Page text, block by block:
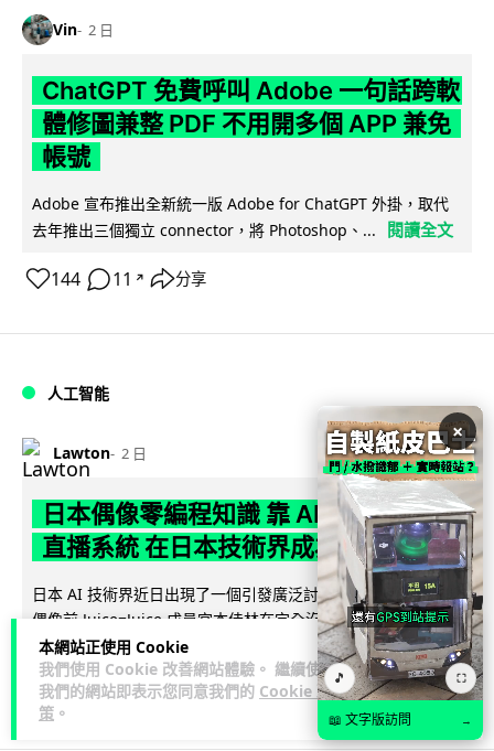
本網站正使用 Cookie
我們使用 Cookie 改善網站體驗。 繼續使用
我們的網站即表示您同意我們的 Cookie 政
策 。
Vin 2 日
ChatGPT 免費呼叫 Adobe 一句話跨軟
體修圖兼整 PDF 不用開多個 APP 兼免
帳號
Adobe 宣布推出全新統一版 Adobe for ChatGPT 外掛，取代
去年推出三個獨立 connector，將 Photoshop、...
閱讀全文
144 11 ↗ 分享
人工智能
Lawton 2 日
日本偶像零編程知識 靠 AI 搞了一整個
直播系統 在日本技術界成為話題
日本 AI 技術界近日出現了一個引發廣泛討論的熱門話題：日本
偶像前 Juice=Juice 成員宮本佳林在完全沒有編程經驗的情況
下，僅憑藉與... 閱讀全文
619 67 ↗ 分享
×
🎵 ⛶
📖 文字版訪問 →